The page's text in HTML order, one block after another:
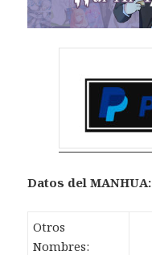
Datos del MANHUA:
Otros
Nombres: